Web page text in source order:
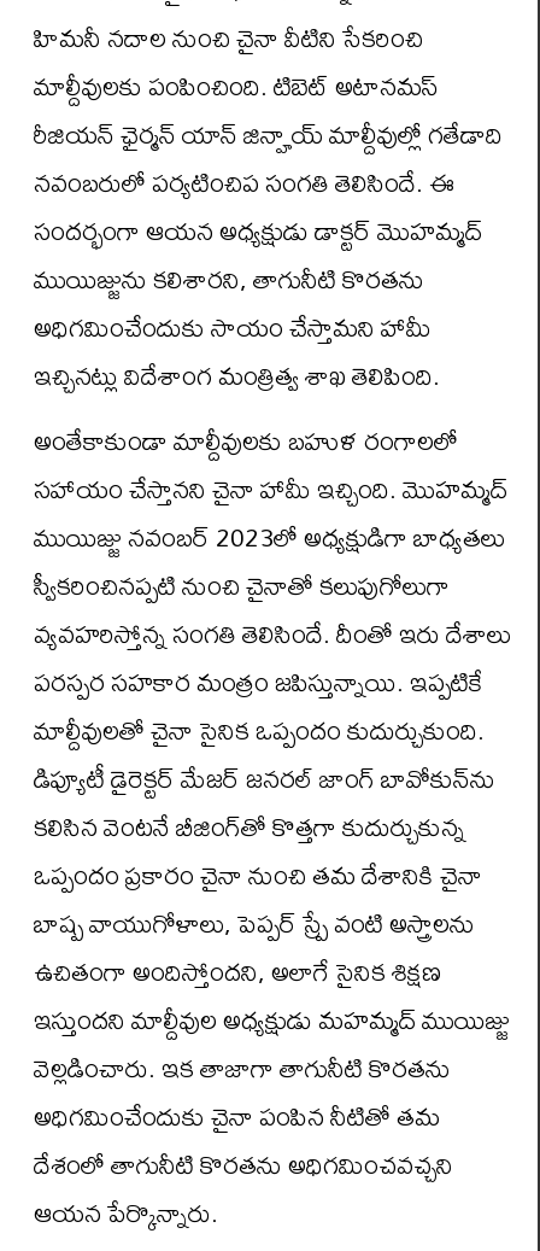
హిమనీ నదాల నుంచి చైనా వీటిని సేకరించి
మాల్దీవులకు పంపించింది. టిబెట్‌ అటానమస్‌
రీజియన్‌ ఛైర్మన్‌ యాన్‌ జిన్హాయ్‌ మాల్దీవుల్లో గతేడాది
నవంబరులో పర్యటించిప సంగతి తెలిసిందే. ఈ
సందర్భంగా ఆయన అధ్యక్షుడు డాక్టర్ మొహమ్మద్
ముయిజ్జును కలిశారని, తాగునీటి కొరతను
అధిగమించేందుకు సాయం చేస్తామని హామీ
ఇచ్చినట్లు విదేశాంగ మంత్రిత్వ శాఖ తెలిపింది.
అంతేకాకుండా మాల్దీవులకు బహుళ రంగాలలో
సహాయం చేస్తానని చైనా హామీ ఇచ్చింది. మొహమ్మద్
ముయిజ్జు నవంబర్ 2023లో అధ్యక్షుడిగా బాధ్యతలు
స్వీకరించినప్పటి నుంచి చైనాతో కలుపుగోలుగా
వ్యవహరిస్తోన్న సంగతి తెలిసిందే. దీంతో ఇరు దేశాలు
పరస్పర సహకార మంత్రం జపిస్తున్నాయి. ఇప్పటికే
మాల్దీవులతో చైనా సైనిక ఒప్పందం కుదుర్చుకుంది.
డిప్యూటీ డైరెక్టర్ మేజర్ జనరల్ జాంగ్ బావోకున్‌ను
కలిసిన వెంటనే బీజింగ్‌తో కొత్తగా కుదుర్చుకున్న
ఒప్పందం ప్రకారం చైనా నుంచి తమ దేశానికి చైనా
బాష్ప వాయుగోళాలు, పెప్పర్‌ స్ప్రే వంటి అస్త్రాలను
ఉచితంగా అందిస్తోందని, అలాగే సైనిక శిక్షణ
ఇస్తుందని మాల్దీవుల అధ్యక్షుడు మహమ్మద్‌ ముయిజ్జు
వెల్లడించారు. ఇక తాజాగా తాగునీటి కొరతను
అధిగమించేందుకు చైనా పంపిన నీటితో తమ
దేశంలో తాగునీటి కొరతను అధిగమించవచ్చని
ఆయన పేర్కొన్నారు.